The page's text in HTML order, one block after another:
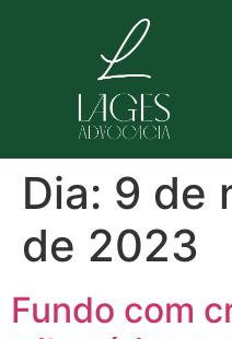
Dia: 9 de
de 2023
Fundo com